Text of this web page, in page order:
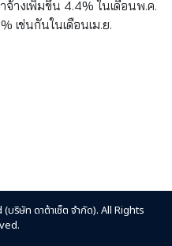
จ้างเพิ่มขึ้น 4.4% ในเดือนพ.ค.
เช่นกันในเดือนเม.ย.
ริษัท ดาต้าเซ็ต จำกัด). All Rights